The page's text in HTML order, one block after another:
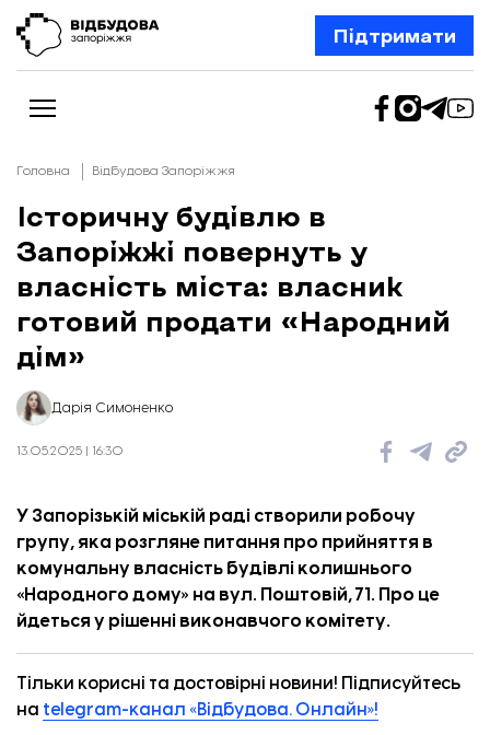
Підтримати
Новини
Відбудова Запоріжжя
Ексклюзив
Шлях додому
Відбудова. Життя
Колонки
Про нас
Редакційна політика
Головна Відбудова Запоріжжя
Історичну будівлю в
Запоріжжі повернуть у
власність міста: власник
готовий продати «Народний
дім»
Дарія Симоненко
13.05.2025 | 16:30
У Запорізькій міській раді створили робочу
групу, яка розгляне питання про прийняття в
комунальну власність будівлі колишнього
«Народного дому» на вул. Поштовій, 71. Про це
йдеться у рішенні виконавчого комітету.
Тільки корисні та достовірні новини! Підписуйтесь
на telegram-канал «Відбудова. Онлайн»!